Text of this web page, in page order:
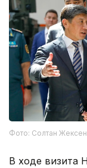
Фото: Солтан
В ходе визита